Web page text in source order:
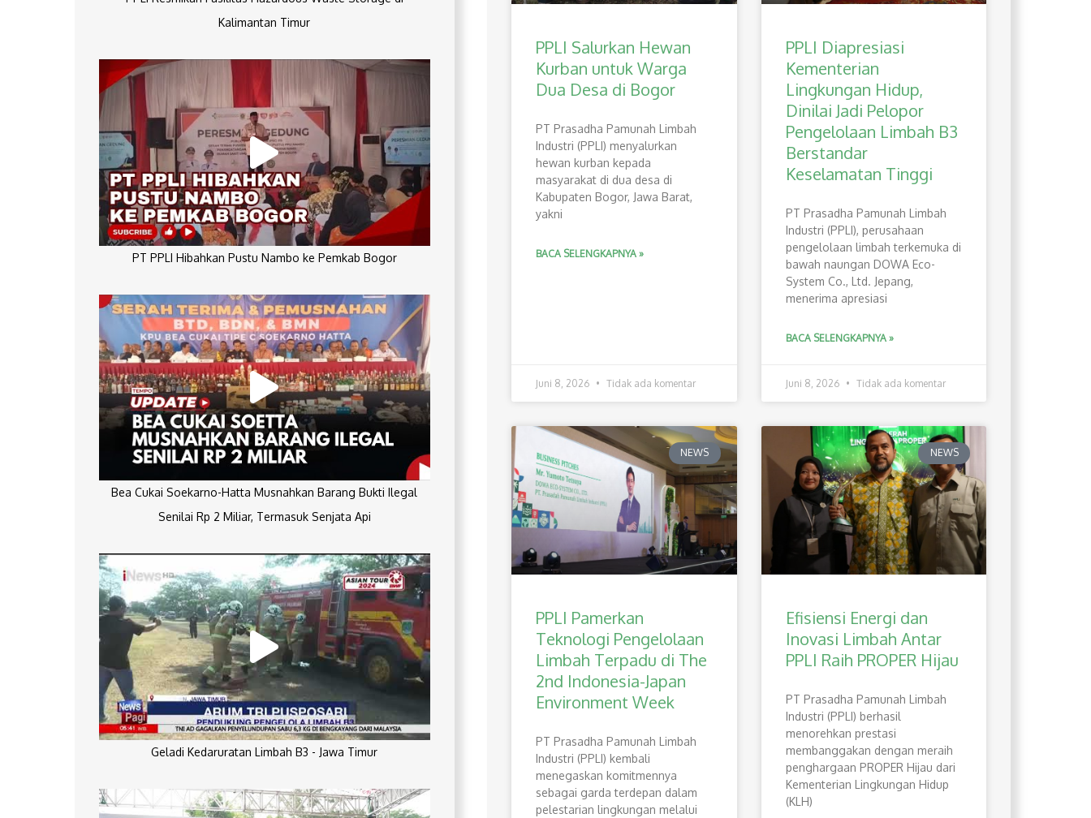
Kalimantan Timur
PT PPLI Hibahkan Pustu Nambo ke Pemkab Bogor
Bea Cukai Soekarno-Hatta Musnahkan Barang Bukti Ilegal
Senilai Rp 2 Miliar, Termasuk Senjata Api
Geladi Kedaruratan Limbah B3 - Jawa Timur
PPLI Salurkan Hewan
Kurban untuk Warga
Dua Desa di Bogor
PT Prasadha Pamunah Limbah
Industri (PPLI) menyalurkan
hewan kurban kepada
masyarakat di dua desa di
Kabupaten Bogor, Jawa Barat,
yakni
BACA SELENGKAPNYA »
Juni 8, 2026 Tidak ada komentar
PPLI Diapresiasi
Kementerian
Lingkungan Hidup,
Dinilai Jadi Pelopor
Pengelolaan Limbah B3
Berstandar
Keselamatan Tinggi
PT Prasadha Pamunah Limbah
Industri (PPLI), perusahaan
pengelolaan limbah terkemuka di
bawah naungan DOWA Eco-
System Co., Ltd. Jepang,
menerima apresiasi
BACA SELENGKAPNYA »
Juni 8, 2026 Tidak ada komentar
NEWS
PPLI Pamerkan
Teknologi Pengelolaan
Limbah Terpadu di The
2nd Indonesia-Japan
Environment Week
PT Prasadha Pamunah Limbah
Industri (PPLI) kembali
menegaskan komitmennya
sebagai garda terdepan dalam
pelestarian lingkungan melalui
NEWS
Efisiensi Energi dan
Inovasi Limbah Antar
PPLI Raih PROPER Hijau
PT Prasadha Pamunah Limbah
Industri (PPLI) berhasil
menorehkan prestasi
membanggakan dengan meraih
penghargaan PROPER Hijau dari
Kementerian Lingkungan Hidup
(KLH)